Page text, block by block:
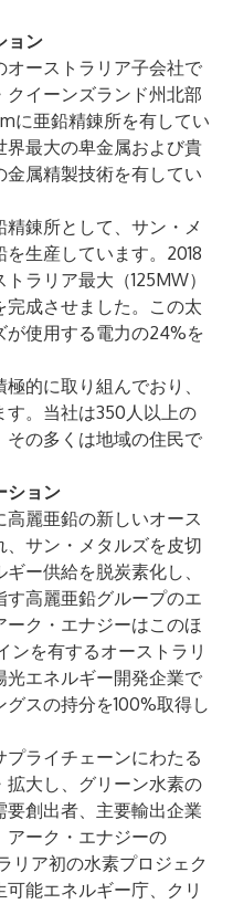
ョン
オーストラリア子会社で
イーンズランド州北部
に亜鉛精錬所を有してい
界最大の卑金属および貴
属精製技術を有してい
錬所として、サン・メ
生産しています。2018
ラリア最大（125MW）
成させました。この太
が使用する電力の24%を
的に取り組んでおり、
。当社は350人以上の
の多くは地域の住民で
ション
高麗亜鉛の新しいオース
、サン・メタルズを皮切
ー供給を脱炭素化し、
す高麗亜鉛グループのエ
ク・エナジーはこのほ
ンを有するオーストラリ
光エネルギー開発企業で
スの持分を100%取得し
ライチェーンにわたる
拡大し、グリーン水素の
創出者、主要輸出企業
アーク・エナジーの
リア初の水素プロジェク
可能エネルギー庁、クリ